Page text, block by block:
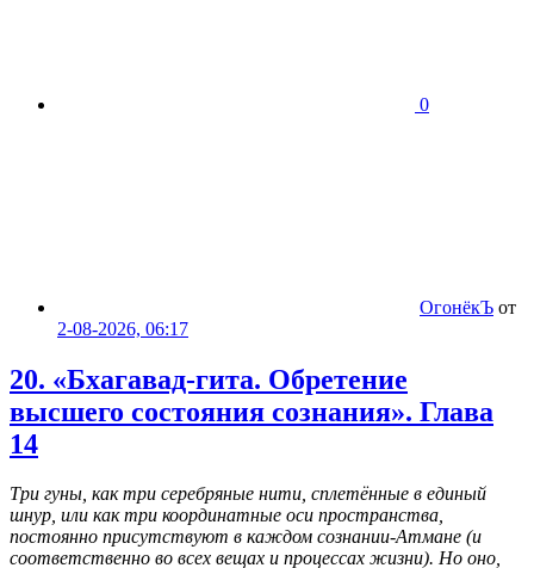
0
ОгонёкЪ от
2-08-2026, 06:17
20. «Бхагавад-гита. Обретение
высшего состояния сознания». Глава
14
Три гуны, как три серебряные нити, сплетённые в единый
шнур, или как три координатные оси пространства,
постоянно присутствуют в каждом сознании-Атмане (и
соответственно во всех вещах и процессах жизни). Но оно,